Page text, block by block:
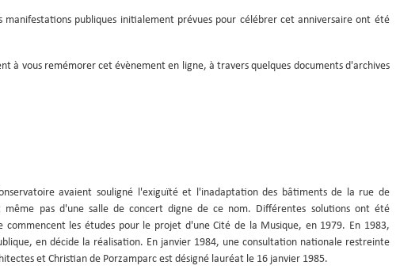
publiques initialement prévues pour célébrer cet anniversaire ont été
à vous remémorer cet évènement en ligne, à travers quelques documents d'archives
avaient souligné l'exiguïté et l'inadaptation des bâtiments de la rue de
même pas d'une salle de concert digne de ce nom. Différentes solutions ont été
commencent les études pour le projet d'une Cité de la Musique, en 1979. En 1983,
en décide la réalisation. En janvier 1984, une consultation nationale restreinte
et Christian de Porzamparc est désigné lauréat le 16 janvier 1985.